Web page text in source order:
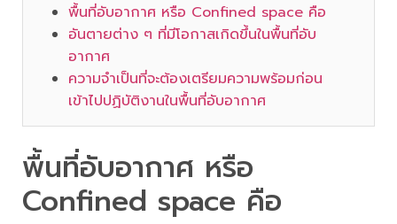
พื้นที่อับอากาศ หรือ Confined space คือ
อันตายต่าง ๆ ที่มีโอกาสเกิดขึ้นในพื้นที่อับ
อากาศ
ความจำเป็นที่จะต้องเตรียมความพร้อมก่อน
เข้าไปปฏิบัติงานในพื้นที่อับอากาศ
พื้นที่อับอากาศ หรือ
Confined space คือ